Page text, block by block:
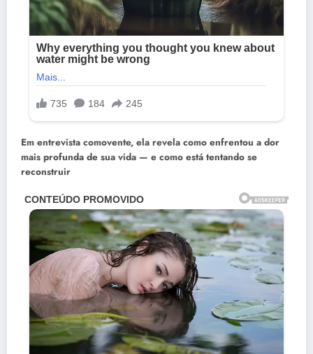
Em entrevista comovente, ela revela como enfrentou a dor
mais profunda de sua vida — e como está tentando se
reconstruir